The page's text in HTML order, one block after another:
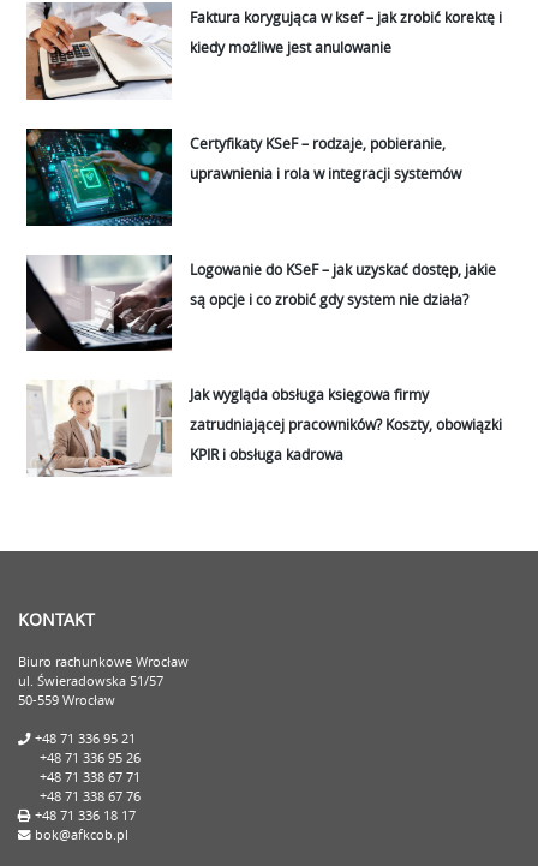
Faktura korygująca w ksef – jak zrobić korektę i
kiedy możliwe jest anulowanie
Certyfikaty KSeF – rodzaje, pobieranie,
uprawnienia i rola w integracji systemów
Logowanie do KSeF – jak uzyskać dostęp, jakie
są opcje i co zrobić gdy system nie działa?
Jak wygląda obsługa księgowa firmy
zatrudniającej pracowników? Koszty, obowiązki
KPIR i obsługa kadrowa
KONTAKT
Biuro rachunkowe Wrocław
ul. Świeradowska 51/57
50-559 Wrocław
+48 71 336 95 21
+48 71 336 95 26
+48 71 338 67 71
+48 71 338 67 76
+48 71 336 18 17
bok@afkcob.pl